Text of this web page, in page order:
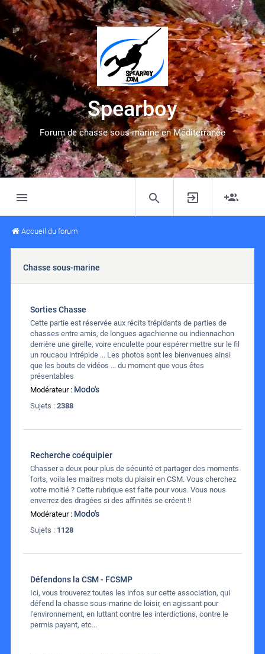
Spearboy
Forum de chasse sous-marine en Méditerranée
Accueil du forum
Chasse sous-marine
Sorties Chasse
Cette partie est réservée aux récits trépidants de parties de
chasses entre amis, de longues agachienne ou indiennachon
derrière une girelle, voire enculette pour espérer mettre sur le fil
un roucaou intrépide ... Les photos sont les bienvenues ainsi
que les bouts de vidéos ... du moment que vous êtes
présentables
Modérateur : Modo's
Sujets : 2388
Recherche coéquipier
Chasser a deux pour plus de sécurité et partager des moments
forts, voila les maitres mots du plaisir en CSM. Vous cherchez
votre moitié ? Cette rubrique est faite pour vous. Vous nous
enverrez des dragées si des affinités se créent !!
Modérateur : Modo's
Sujets : 1128
Défendons la CSM - FCSMP
Ici, vous trouverez toutes les infos sur cette association, qui
défend la chasse sous-marine de loisir, en agissant pour
l'environnement, en luttant contre les interdictions, contre le
permis payant, etc...